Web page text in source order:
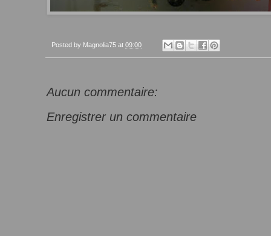
Posted by Magnolia75 at 09:00
Aucun commentaire:
Enregistrer un commentaire